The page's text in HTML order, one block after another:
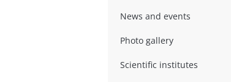
News and events
Photo gallery
Scientific institutes